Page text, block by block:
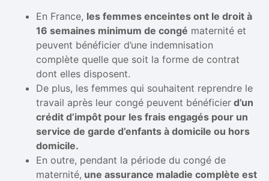
En France, les femmes enceintes ont le droit à
16 semaines minimum de congé maternité et
peuvent bénéficier d’une indemnisation
complète quelle que soit la forme de contrat
dont elles disposent.
De plus, les femmes qui souhaitent reprendre le
travail après leur congé peuvent bénéficier d’un
crédit d’impôt pour les frais engagés pour un
service de garde d’enfants à domicile ou hors
domicile.
En outre, pendant la période du congé de
maternité, une assurance maladie complète est